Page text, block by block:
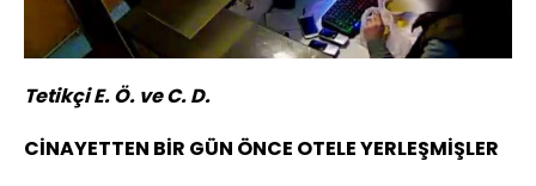
Tetikçi E. Ö. ve C. D.
CİNAYETTEN BİR GÜN ÖNCE OTELE YERLEŞMİŞLER